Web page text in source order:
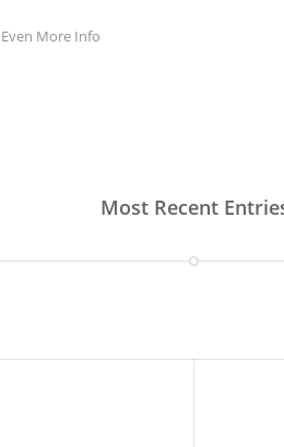
Even More Info
Most Recent